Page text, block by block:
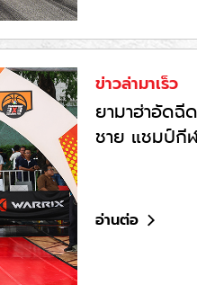
ข่าวล่ามาเร็ว
ยามาฮ่าอัด
ชาย แชมป์กี
อ่านต่อ